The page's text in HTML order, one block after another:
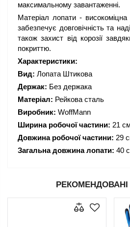
максимальному завантаженні.
Матеріал лопати -
забезпечує довговічність та
також захист від корозії
покриттю.
Характеристики:
Вид: Лопата Штикова
Держак: Без держака
Матеріал: Рейкова сталь
Виробник: WoffMann
Ширина робочої частини: 21
Довжина робочої частини: 29
Загальна довжина лопати: 40